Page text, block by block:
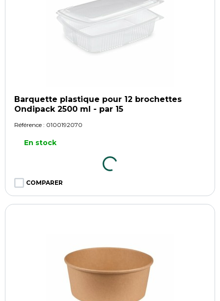
Barquette plastique pour 12 brochettes
Ondipack 2500 ml - par 15
Référence : 0100192070
En stock
COMPARER